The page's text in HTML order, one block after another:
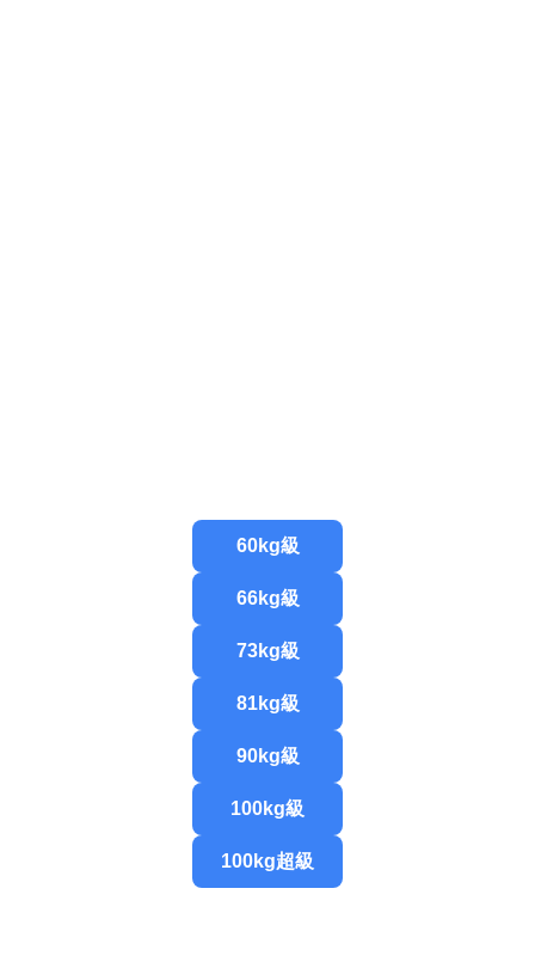
60kg級
66kg級
73kg級
81kg級
90kg級
100kg級
100kg超級